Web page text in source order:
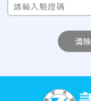
請輸入驗證碼
清除